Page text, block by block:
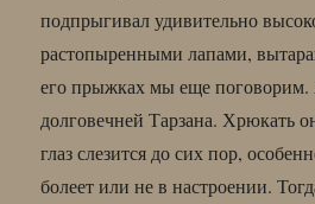
подпрыгивал удивительно
растопыренными лапами,
его прыжках мы еще поговорим.
долговечней Тарзана. Хрюкать
глаз слезится до сих пор,
болеет или не в настроении.